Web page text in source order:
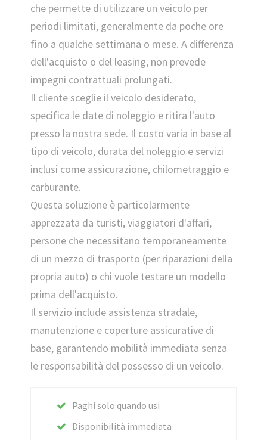
che permette di utilizzare un veicolo per
periodi limitati, generalmente da poche ore
fino a qualche settimana o mese. A differenza
dell'acquisto o del leasing, non prevede
impegni contrattuali prolungati.
Il cliente sceglie il veicolo desiderato,
specifica le date di noleggio e ritira l'auto
presso la nostra sede. Il costo varia in base al
tipo di veicolo, durata del noleggio e servizi
inclusi come assicurazione, chilometraggio e
carburante.
Questa soluzione è particolarmente
apprezzata da turisti, viaggiatori d'affari,
persone che necessitano temporaneamente
di un mezzo di trasporto (per riparazioni della
propria auto) o chi vuole testare un modello
prima dell'acquisto.
Il servizio include assistenza stradale,
manutenzione e coperture assicurative di
base, garantendo mobilità immediata senza
le responsabilità del possesso di un veicolo.
Paghi solo quando usi
Disponibilità immediata